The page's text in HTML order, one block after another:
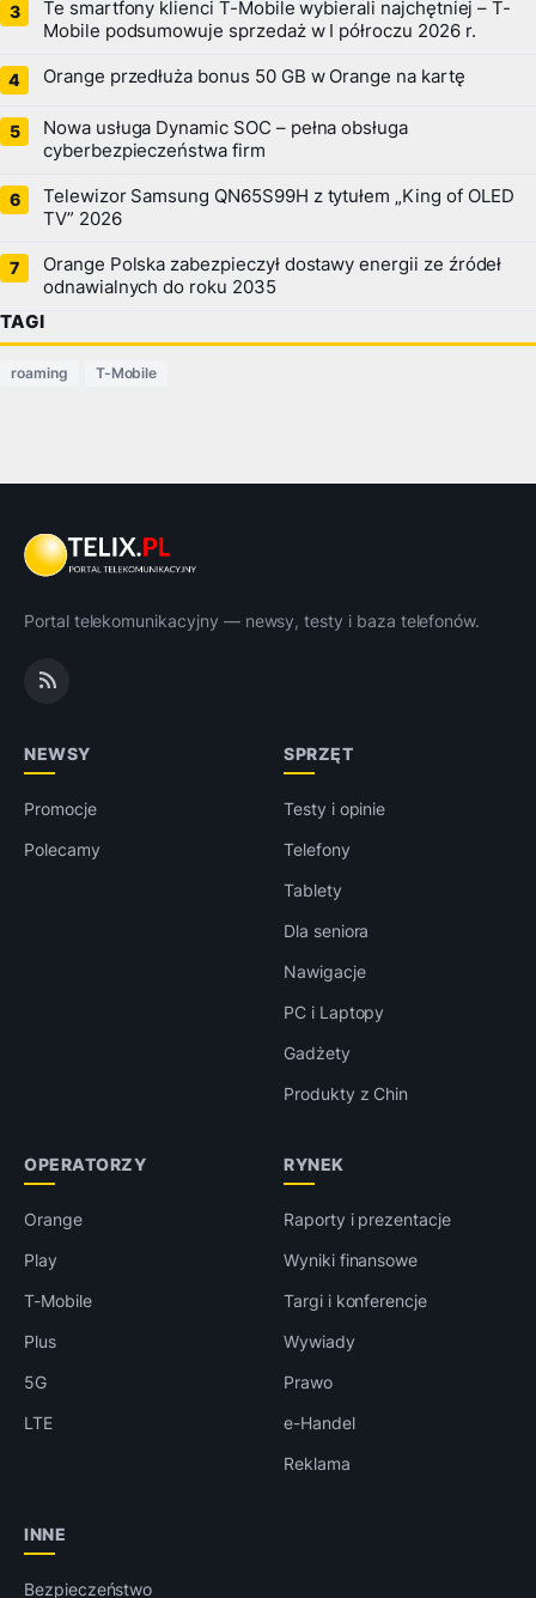
Te smartfony klienci T-Mobile wybierali najchętniej – T-
Mobile podsumowuje sprzedaż w I półroczu 2026 r.
Orange przedłuża bonus 50 GB w Orange na kartę
Nowa usługa Dynamic SOC – pełna obsługa
cyberbezpieczeństwa firm
Telewizor Samsung QN65S99H z tytułem „King of OLED
TV” 2026
Orange Polska zabezpieczył dostawy energii ze źródeł
odnawialnych do roku 2035
TAGI
roaming T-Mobile
Portal telekomunikacyjny — newsy, testy i baza telefonów.
NEWSY
Promocje
Polecamy
SPRZĘT
Testy i opinie
Telefony
Tablety
Dla seniora
Nawigacje
PC i Laptopy
Gadżety
Produkty z Chin
OPERATORZY
Orange
Play
T-Mobile
Plus
5G
LTE
RYNEK
Raporty i prezentacje
Wyniki finansowe
Targi i konferencje
Wywiady
Prawo
e-Handel
Reklama
INNE
Bezpieczeństwo